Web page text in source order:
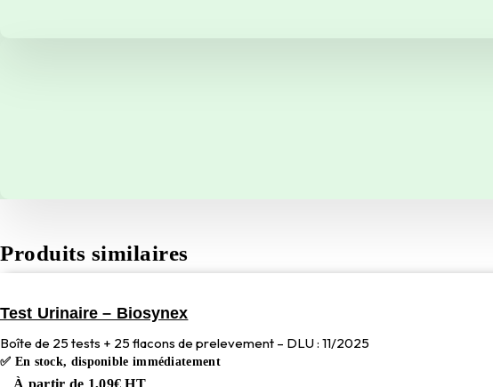
Produits similaires
Test Urinaire – Biosynex
Boîte de 25 tests + 25 flacons de prelevement – DLU : 11/2025
✅ En stock, disponible immédiatement